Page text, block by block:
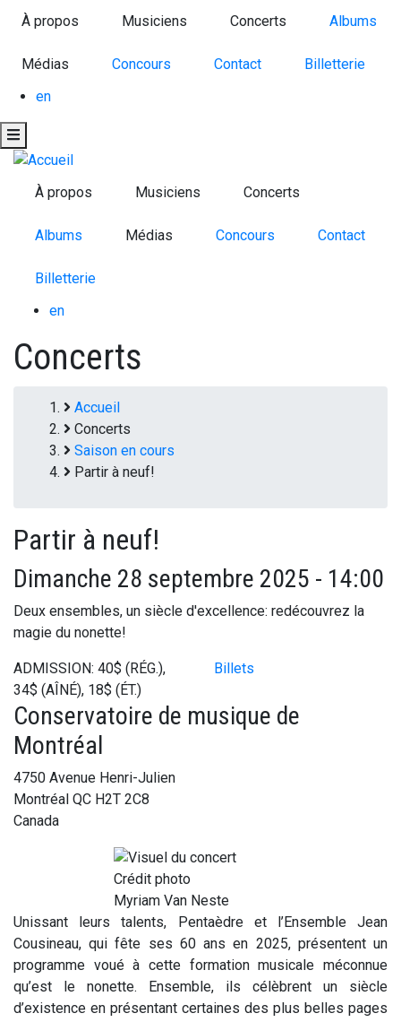
Aller
principal
À propos Musiciens Concerts Albums
Médias Concours Contact
Billetterie
en
À propos Musiciens Concerts
Albums Médias Concours Contact
Billetterie
en
Concerts
Fil
d'Ariane
Accueil
Concerts
Saison en cours
Partir à neuf!
Partir à neuf!
Dimanche 28 septembre 2025 - 14:00
Deux ensembles, un siècle d'excellence: redécouvrez la
magie du nonette!
ADMISSION: 40$ (RÉG.),
34$ (AÎNÉ), 18$ (ÉT.)
Billets
Conservatoire de musique de
Montréal
4750 Avenue Henri-Julien
Montréal QC H2T 2C8
Canada
Crédit photo
Myriam Van Neste
Unissant leurs talents, Pentaèdre et l’Ensemble Jean
Cousineau, qui fête ses 60 ans en 2025, présentent un
programme voué à cette formation musicale méconnue
qu’est le nonette. Ensemble, ils célèbrent un siècle
d’existence en présentant certaines des plus belles pages